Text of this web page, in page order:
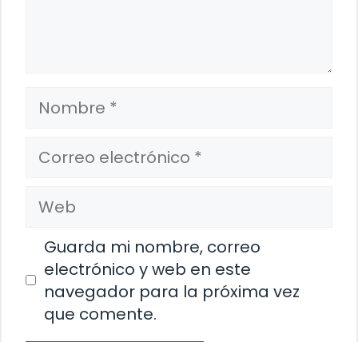
Nombre
Correo
electrónico
Web
Guarda mi nombre, correo
electrónico y web en este
navegador para la próxima vez
que comente.